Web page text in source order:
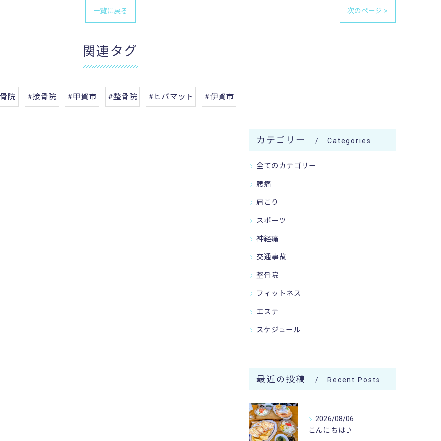
一覧に戻る 次のページ >
関連タグ
院 #接骨院 #甲賀市 #整骨院 #ヒバマット #伊賀市
カテゴリー Categories
全てのカテゴリー
腰痛
肩こり
スポーツ
神経痛
交通事故
整骨院
フィットネス
エステ
スケジュール
最近の投稿 Recent Posts
2026/08/06
こんにちは♪